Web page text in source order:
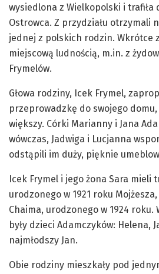
wysiedlona z Wielkopolski i trafiła
Ostrowca. Z przydziału otrzymali
jednej z polskich rodzin. Wkrótce
miejscową ludnością, m.in. z
Frymelów.
Głowa rodziny, Icek Frymel,
przeprowadzkę do swojego
większy. Córki Marianny i Jana
wówczas, Jadwiga i Lucjanna
odstąpili im duży, pięknie
Icek Frymel i jego żona Sara mieli
urodzonego w 1921 roku
Chaima, urodzonego w 1924 roku.
były dzieci Adamczyków: Helena,
najmłodszy Jan.
Obie rodziny mieszkały pod